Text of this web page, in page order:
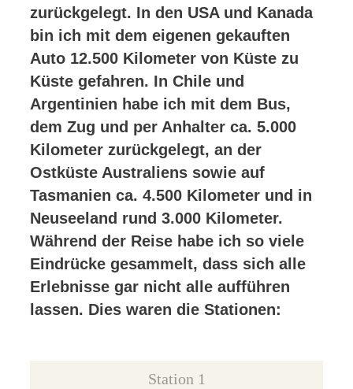
zurückgelegt. In den USA und Kanada
bin ich mit dem eigenen gekauften
Auto 12.500 Kilometer von Küste zu
Küste gefahren. In Chile und
Argentinien habe ich mit dem Bus,
dem Zug und per Anhalter ca. 5.000
Kilometer zurückgelegt, an der
Ostküste Australiens sowie auf
Tasmanien ca. 4.500 Kilometer und in
Neuseeland rund 3.000 Kilometer.
Während der Reise habe ich so viele
Eindrücke gesammelt, dass sich alle
Erlebnisse gar nicht alle aufführen
lassen. Dies waren die Stationen:
Station 1